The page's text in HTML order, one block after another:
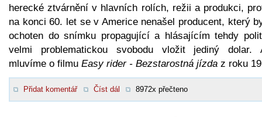
herecké ztvárnění v hlavních rolích, režii a produkci,
na konci 60. let se v Americe nenašel producent, který
ochoten do snímku propagující a hlásajícím tehdy
velmi problematickou svobodu vložit jediný dolar.
mluvíme o filmu Easy rider - Bezstarostná jízda z roku
Přidat komentář Číst dál 8972x přečteno